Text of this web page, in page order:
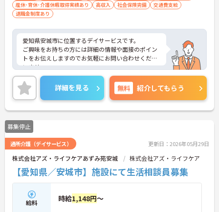
産休･育休･介護休暇取得実績あり
高収入 社会保険完備
交通費支給
退職金制度あり
愛知県安城市に位置するデイサービスです。
ご興味をお持ちの方には詳細の情報や面接のポイン
トをお伝えしますのでお気軽にお問い合わせくださ
いませ。
詳細を見る 無料 紹介してもらう
募集停止
通所介護（デイサービス） 更新日：2026年05月29日
株式会社アズ・ライフケアあずみ苑安城 株式会社アズ・ライフケア
【愛知県／安城市】施設にて生活相談員募集
給料 時給1,148円～